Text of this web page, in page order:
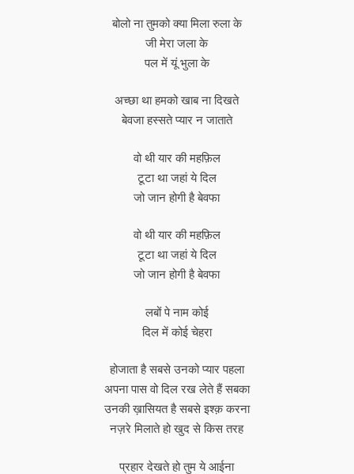
बोलो ना तुमको क्या मिला रुला के
जी मेरा जला के
पल में यूं भुला के
अच्छा था हमको खाब ना दिखते
बेवजा हस्सते प्यार न जाताते
वो थी यार की महफ़िल
टूटा था जहां ये दिल
जो जान होगी है बेवफा
वो थी यार की महफ़िल
टूटा था जहां ये दिल
जो जान होगी है बेवफा
लबों पे नाम कोई
दिल में कोई चेहरा
होजाता है सबसे उनको प्यार पहला
अपना पास वो दिल रख लेते हैं सबका
उनकी ख़ासियत है सबसे इश्क़ करना
नज़रे मिलाते हो खुद से किस तरह
प्रहार देखते हो तुम ये आईना